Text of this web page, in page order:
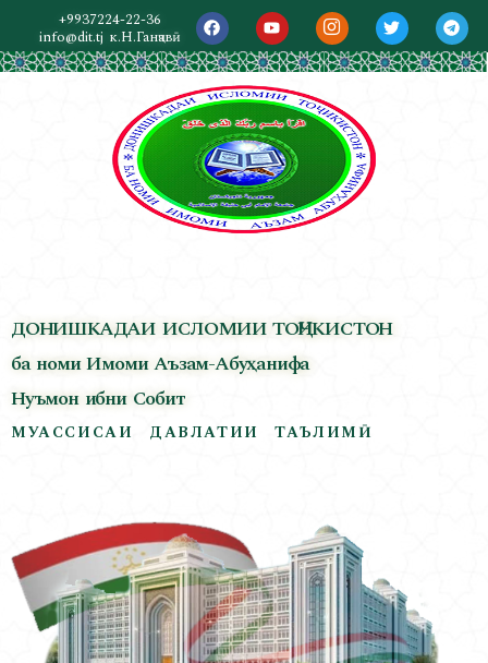
+9937224-22-36
info@dit.tj к.Н.Ганҷавӣ
ДОНИШКАДАИ ИСЛОМИИ ТОҶИКИСТОН
ба номи Имоми Аъзам-Абуҳанифа
Нуъмон ибни Собит
МУАССИСАИ ДАВЛАТИИ ТАЪЛИМӢ